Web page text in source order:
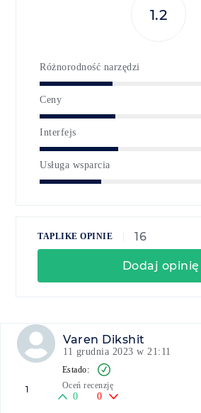
Różnorodność narzędzi
Ceny
Interfejs
Usługa wsparcia
1.2
TAPLIKE OPINIE 16
Dodaj opinię
Varen Dikshit
11 grudnia 2023 w 21:11
1 Oceń recenzję
0 0